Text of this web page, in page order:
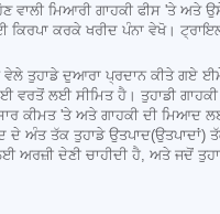
ਵਾਲੀ ਮਿਆਰੀ ਗਾਹਕੀ ਫੀਸ 'ਤੇ
ਕਰਕੇ ਖਰੀਦ ਪੰਨਾ ਵੇਖੋ।
ਵੇਲੇ ਤੁਹਾਡੇ ਦੁਆਰਾ ਪ੍ਰਦਾਨ ਕੀਤੇ
ਲਈ ਸੀਮਿਤ ਹੈ। ਤੁਹਾਡੀ
'ਤੇ ਅਤੇ ਗਾਹਕੀ ਦੀ ਮਿਆਦ
ਅੰਤ ਤੱਕ ਤੁਹਾਡੇ
ਦੇਣੀ ਚਾਹੀਦੀ ਹੈ, ਅਤੇ ਜਦੋਂ